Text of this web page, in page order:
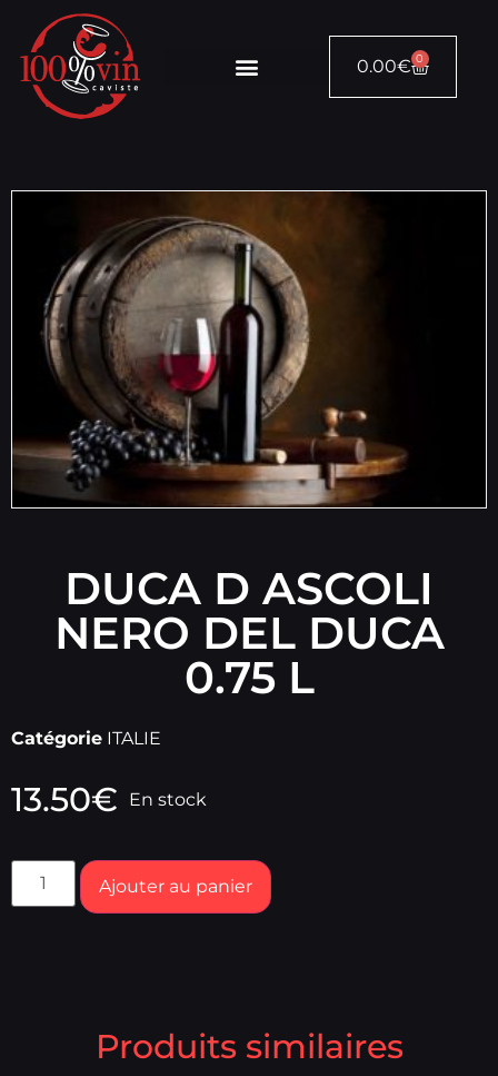
0.00€ 0
DUCA D ASCOLI
NERO DEL DUCA
0.75 L
Catégorie ITALIE
13.50€ En stock
Ajouter au panier
Produits similaires